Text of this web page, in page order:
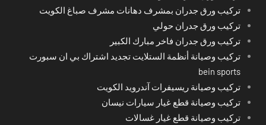
تركيب ورق جدران بمشرف دهانات مشرف صباغ الكويت
تركيب ورق جدران حولي
تركيب ورق جدران فاخر مبارك الكبير
تركيب وصيانة أنظمة الستلايت تجديد اشتراك بي ان سبورت
bein sports
تركيب وصيانة ريسيفرات آندرويد الكويت
تركيب وصيانة قطع غيار سيارات نيسان
تركيب وصيانة قطع غيار غسالات